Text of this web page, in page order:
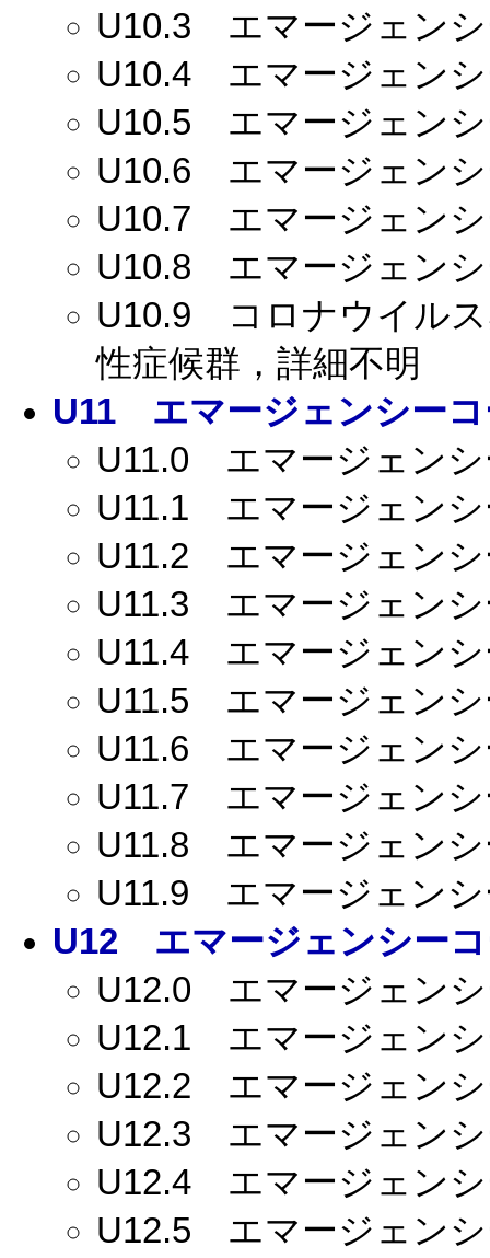
U10.3 エマージェンシ
U10.4 エマージェンシ
U10.5 エマージェンシ
U10.6 エマージェンシ
U10.7 エマージェンシ
U10.8 エマージェンシ
U10.9 コロナウイルス
性症候群，詳細不明
U11 エマージェンシーコ
U11.0 エマージェンシ
U11.1 エマージェンシ
U11.2 エマージェンシ
U11.3 エマージェンシ
U11.4 エマージェンシ
U11.5 エマージェンシ
U11.6 エマージェンシ
U11.7 エマージェンシ
U11.8 エマージェンシ
U11.9 エマージェンシ
U12 エマージェンシーコ
U12.0 エマージェンシ
U12.1 エマージェンシ
U12.2 エマージェンシ
U12.3 エマージェンシ
U12.4 エマージェンシ
U12.5 エマージェンシ